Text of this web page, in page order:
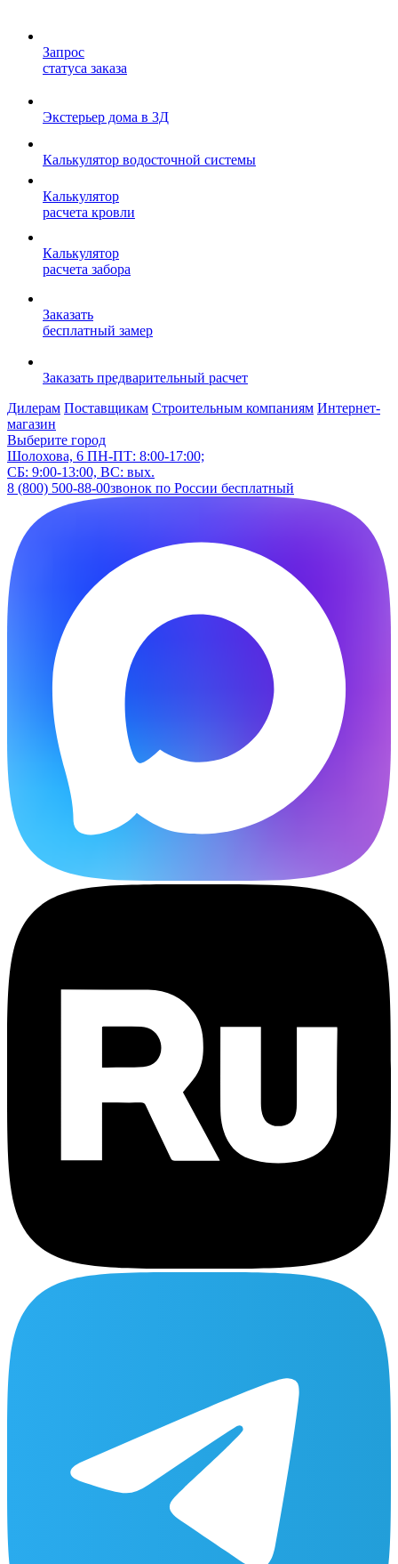
Запрос
статуса заказа
Экстерьер дома в 3Д
Калькулятор водосточной системы
Калькулятор
расчета кровли
Калькулятор
расчета забора
Заказать
бесплатный замер
Заказать предварительный расчет
Дилерам Поставщикам Строительным компаниям Интернет-
магазин
Выберите город
Шолохова, 6 ПН-ПТ: 8:00-17:00;
СБ: 9:00-13:00, ВС: вых.
8 (800) 500-88-00звонок по России бесплатный